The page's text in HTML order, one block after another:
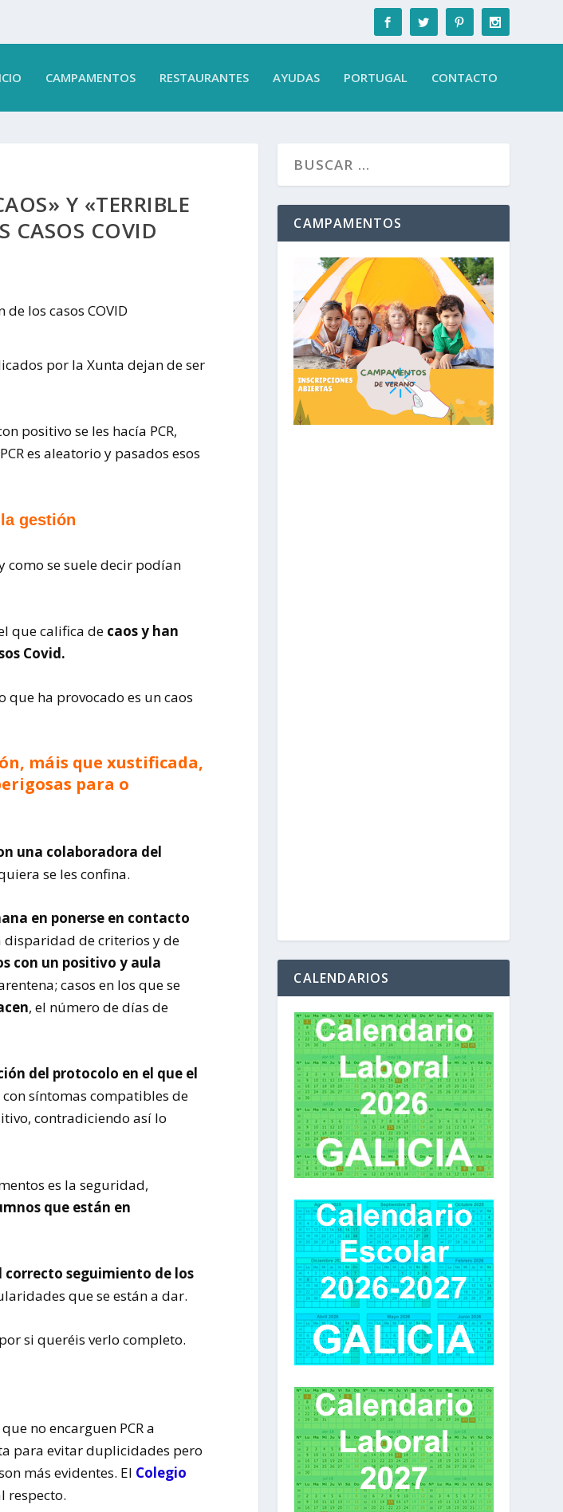
CAMPAMENTOS RESTAURANTES AYUDAS PORTUGAL CONTACTO
Y «TERRIBLE
CASOS COVID
por la Xunta dejan de ser
positivo se les hacía PCR,
es aleatorio y pasados esos
gestión
como se suele decir podían
que califica de caos y han
Covid.
ha provocado es un caos
máis que xustificada,
para o
una colaboradora del
se les confina.
en ponerse en contacto
disparidad de criterios y de
con un positivo y aula
casos en los que se
, el número de días de
del protocolo en el que el
con síntomas compatibles de
contradiciendo así lo
es la seguridad,
que están en
correcto seguimiento de los
que se están a dar.
por si queréis verlo completo.
no encarguen PCR a
para evitar duplicidades pero
más evidentes. El Colegio
respecto.
CAMPAMENTOS
CALENDARIOS